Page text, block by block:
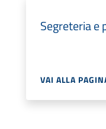
Segreteria
VAI ALLA